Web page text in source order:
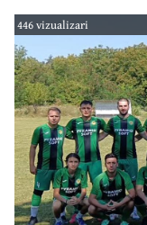
446 vizualizari